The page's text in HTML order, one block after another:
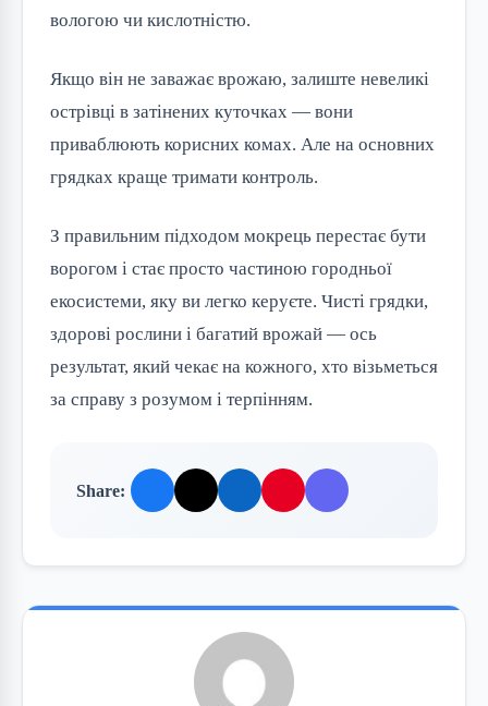
вологою чи кислотністю.
Якщо він не заважає врожаю, залиште невеликі
острівці в затінених куточках — вони
приваблюють корисних комах. Але на основних
грядках краще тримати контроль.
З правильним підходом мокрець перестає бути
ворогом і стає просто частиною городньої
екосистеми, яку ви легко керуєте. Чисті грядки,
здорові рослини і багатий врожай — ось
результат, який чекає на кожного, хто візьметься
за справу з розумом і терпінням.
Share: